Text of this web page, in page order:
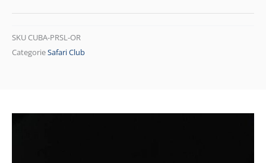
SKU CUBA-PRSL-OR
CategorieSafari Club